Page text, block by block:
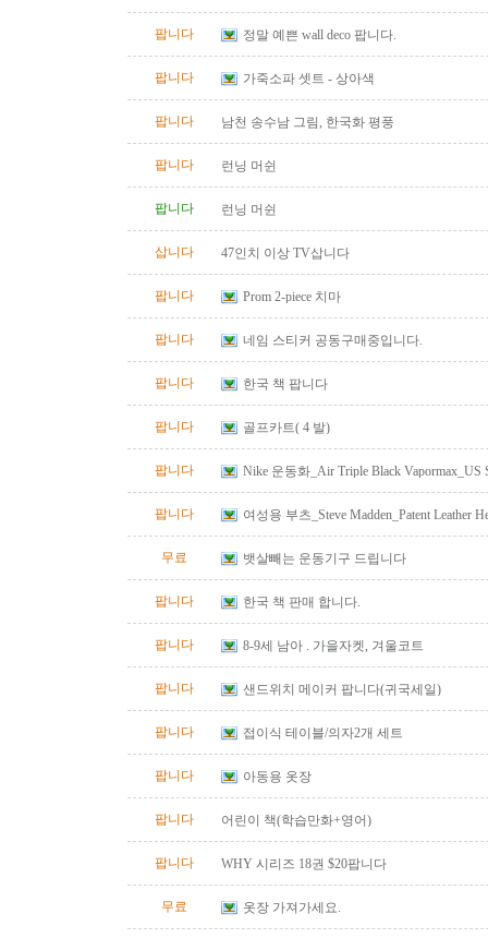
팝니다 정말 예쁜 wall deco 팝니다.
팝니다 가죽소파 셋트 - 상아색
팝니다 남천 송수남 그림, 한국화 평풍
팝니다 런닝 머쉰
팝니다 런닝 머쉰
삽니다 47인치 이상 TV삽니다
팝니다 Prom 2-piece 치마
팝니다 네임 스티커 공동구매중입니다.
팝니다 한국 책 팝니다
팝니다 골프카트( 4 발)
팝니다 Nike 운동화_Air Triple Black Vapormax_US
팝니다
여성용 부츠_Steve Madden_Patent Leather
무료
뱃살빼는 운동기구 드립니다
팝니다 한국 책 판매 합니다.
팝니다 8-9세 남아 . 가을자켓, 겨울코트
팝니다 샌드위치 메이커 팝니다(귀국세일)
팝니다 접이식 테이블/의자2개 세트
팝니다 아동용 옷장
팝니다 어린이 책(학습만화+영어)
팝니다 WHY 시리즈 18권 $20팝니다
무료 옷장 가져가세요.